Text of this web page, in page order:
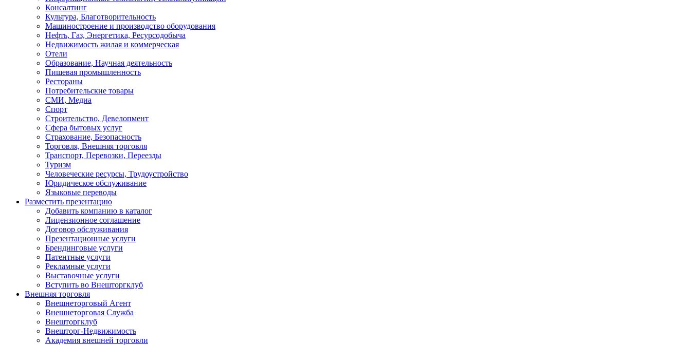
Консалтинг
Культура, Благотворительность
Машиностроение и производство оборудования
Нефть, Газ, Энергетика, Ресурсодобыча
Недвижимость жилая и коммерческая
Отели
Образование, Научная деятельность
Пишевая промышленность
Рестораны
Потребительские товары
СМИ, Медиа
Спорт
Строительство, Девелопмент
Сфера бытовых услуг
Страхование, Безопасность
Торговля, Внешняя торговля
Транспорт, Перевозки, Переезды
Туризм
Человеческие ресурсы, Трудоустройство
Юридическое обслуживание
Языковые переводы
Разместить презентацию
Добавить компанию в каталог
Лицензионное соглашение
Договор обслуживания
Презентационные услуги
Брендинговые услуги
Патентные услуги
Рекламные услуги
Выставочные услуги
Вступить во Внешторгклуб
Внешняя торговля
Внешнеторговый Агент
Внешнеторговая Служба
Внешторгклуб
Внешторг-Недвижимость
Академия внешней торговли